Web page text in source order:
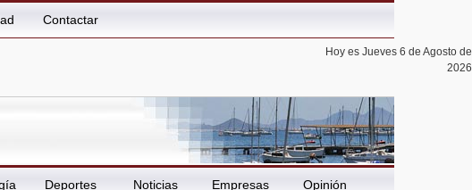
Contactar
Hoy es Jueves 6 de Agosto de
2026
Deportes Noticias Empresas Opinión